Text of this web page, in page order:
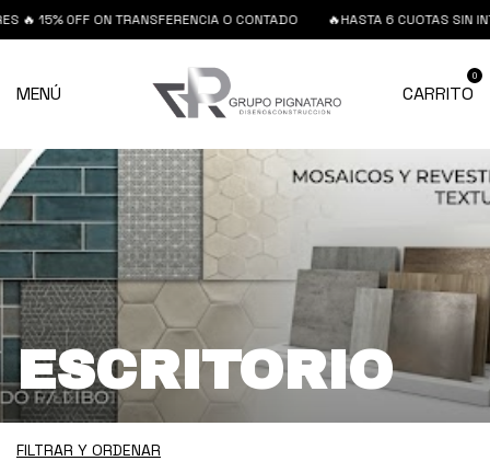
0FF ON TRANSFERENCIA O CONTADO 🔥HASTA 6 CUOTAS SIN
MENÚ CARRITO
0
ESCRITORIO
FILTRAR Y ORDENAR